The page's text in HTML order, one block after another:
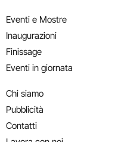
Eventi e Mostre
Inaugurazioni
Finissage
Eventi in giornata
Chi siamo
Pubblicità
Contatti